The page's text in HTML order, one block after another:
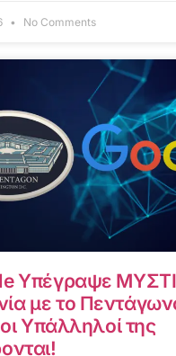
No Comments
Υπέγραψε
με το
οι Υπάλληλοί της